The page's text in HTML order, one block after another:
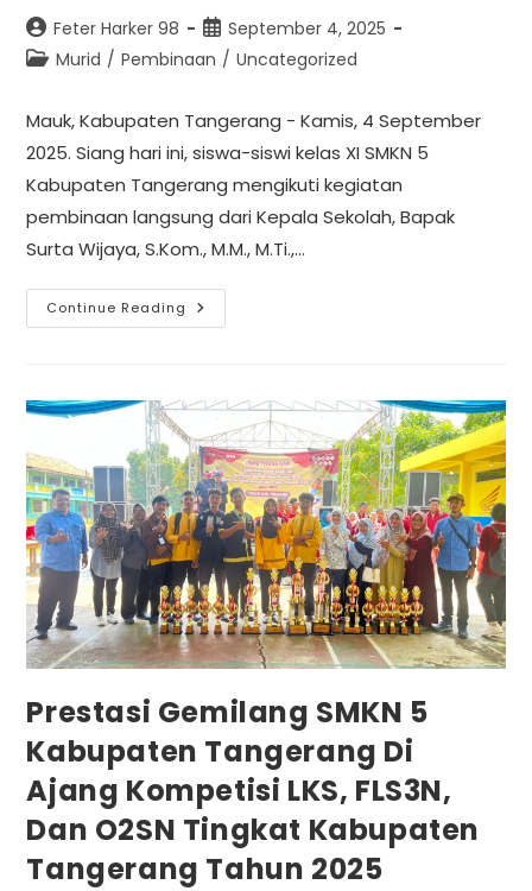
Feter Harker 98
September 4, 2025
Murid / Pembinaan / Uncategorized
Mauk, Kabupaten Tangerang - Kamis, 4 September
2025. Siang hari ini, siswa-siswi kelas XI SMKN 5
Kabupaten Tangerang mengikuti kegiatan
pembinaan langsung dari Kepala Sekolah, Bapak
Surta Wijaya, S.Kom., M.M., M.Ti.,…
Continue Reading
Prestasi Gemilang SMKN 5
Kabupaten Tangerang Di
Ajang Kompetisi LKS, FLS3N,
Dan O2SN Tingkat Kabupaten
Tangerang Tahun 2025